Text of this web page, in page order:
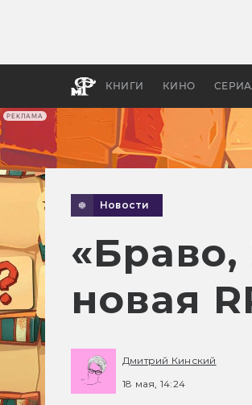
РЕКЛАМА
КНИГИ КИНО
Новости
новая
Дмитрий Кинский
18 мая, 14:24